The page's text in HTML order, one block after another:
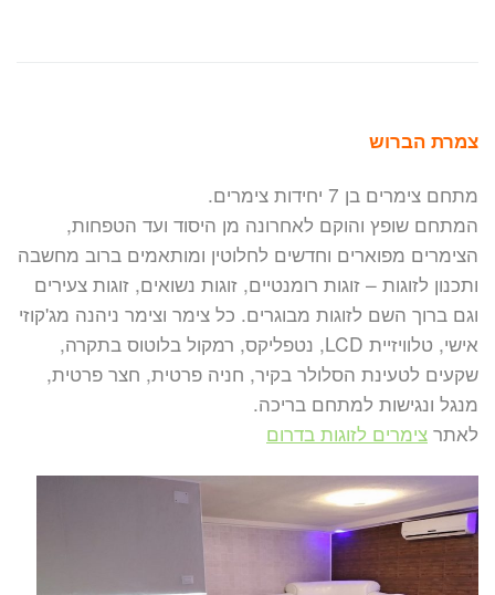
צמרת הברוש
מתחם צימרים בן 7 יחידות צימרים.
המתחם שופץ והוקם לאחרונה מן היסוד ועד הטפחות,
הצימרים מפוארים וחדשים לחלוטין ומותאמים ברוב מחשבה
ותכנון לזוגות – זוגות רומנטיים, זוגות נשואים, זוגות צעירים
וגם ברוך השם לזוגות מבוגרים. כל צימר וצימר ניהנה מג'קוזי
אישי, טלוויזיית LCD, נטפליקס, רמקול בלוטוס בתקרה,
שקעים לטעינת הסלולר בקיר, חניה פרטית, חצר פרטית,
מנגל ונגישות למתחם בריכה.
לאתר צימרים לזוגות בדרום